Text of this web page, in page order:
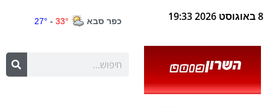
8 באוגוסט 2026 19:33